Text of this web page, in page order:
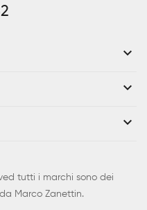
keyboard_arrow_down
keyboard_arrow_down
keyboard_arrow_down
tutti i marchi sono dei
Marco Zanettin.